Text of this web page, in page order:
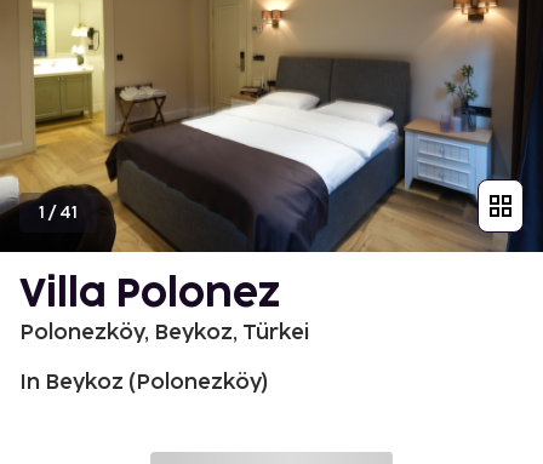
1 /41
Villa Polonez
Polonezköy, Beykoz, Türkei
In Beykoz (Polonezköy)